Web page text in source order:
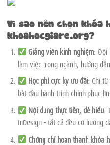
Vì sao nên chọn khóa
khoahocgiare.org?
Giảng viên kinh nghiệm: Đội
làm việc trong ngành, hướng
Học phí cực kỳ ưu đãi: Chỉ
bắt đầu hành trình chinh phục
Nội dung thực tiễn, dễ hiểu:
InDesign – tất cả đều có hướng
Chứng chỉ hoàn thành khóa